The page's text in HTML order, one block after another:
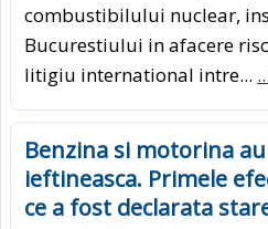
combustibilului nuclear,
Bucurestiului in afacere
litigiu international intre...
Benzina si motorina
ieftineasca. Primele
ce a fost declarata